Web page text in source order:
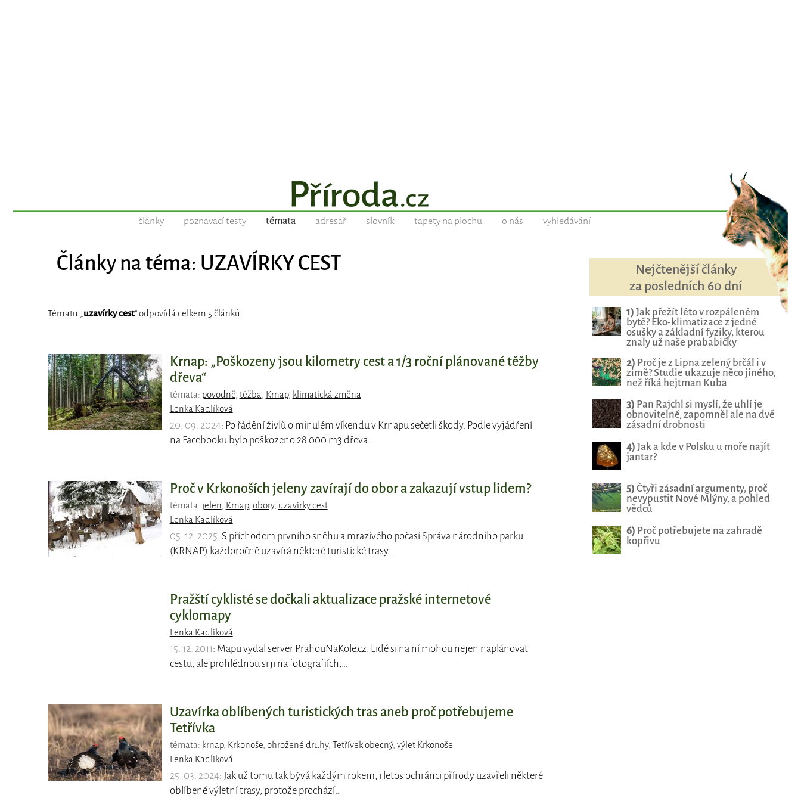
články poznávací testy témata adresář slovník tapety na plochu o nás vyhledávání
Články na téma: UZAVÍRKY CEST
Tématu „ uzavírky cest“ odpovídá celkem 5 článků:
Krnap: „Poškozeny jsou kilometry cest a 1/3 roční plánované těžby
dřeva“
témata: povodně, těžba Krnap, klimatická změna
Lenka Kadlíková
20. 09. 2024: Po řádění živlů o minulém víkendu v Krnapu sečetli škody. Podle vyjádření
na Facebooku bylo poškozeno 28 000 m3 dřeva.…
Proč v Krkonoších jeleny zavírají do obor a zakazují vstup lidem?
témata: jelen Krnap, obory, uzavírky cest
Lenka Kadlíková
05. 12. 2025: S příchodem prvního sněhu a mrazivého počasí Správa národního parku
(KRNAP) každoročně uzavírá některé turistické trasy.…
Pražští cyklisté se dočkali aktualizace pražské internetové
cyklomapy
Lenka Kadlíková
15. 12. 2011: Mapu vydal server PrahouNaKole.cz. Lidé si na ní mohou nejen naplánovat
cestu, ale prohlédnou si ji na fotografiích,…
Uzavírka oblíbených turistických tras aneb proč potřebujeme
Tetřívka
témata: krnap, Krkonoše, ohrožené druhy, Tetřívek obecný, výlet Krkonoše
Lenka Kadlíková
25. 03. 2024: Jak už tomu tak bývá každým rokem, i letos ochránci přírody uzavřeli některé
oblíbené výletní trasy, protože prochází…
Nejčtenější články
za posledních 60 dní
1) Jak přežít léto v rozpáleném
bytě? Eko-klimatizace z jedné
osušky a základní fyziky, kterou
znaly už naše prababičky
2) Proč je z Lipna zelený brčál i v
zimě? Studie ukazuje něco jiného,
než říká hejtman Kuba
3) Pan Rajchl si myslí, že uhlí je
obnovitelné, zapomněl ale na dvě
zásadní drobnosti
4) Jak a kde v Polsku u moře najít
jantar?
5) Čtyři zásadní argumenty, proč
nevypustit Nové Mlýny, a pohled
vědců
6) Proč potřebujete na zahradě
kopřivu